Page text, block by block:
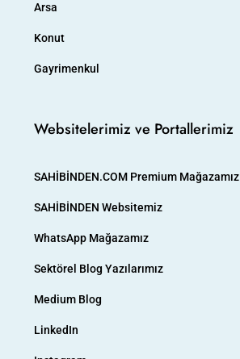
Arsa
Konut
Gayrimenkul
Websitelerimiz ve Portallerimiz
SAHİBİNDEN.COM Premium Mağazamız
SAHİBİNDEN Websitemiz
WhatsApp Mağazamız
Sektörel Blog Yazılarımız
Medium Blog
LinkedIn